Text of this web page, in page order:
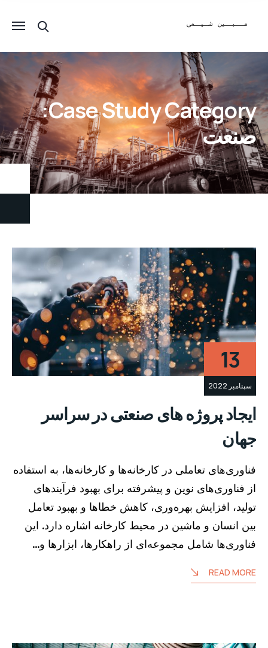
Case Study Category:
صنعت
13
سپتامبر 2022
ایجاد پروژه های صنعتی در سراسر
جهان
فناوری‌های تعاملی در کارخانه‌ها و کارخانه‌ها، به استفاده
از فناوری‌های نوین و پیشرفته برای بهبود فرآیندهای
تولید، افزایش بهره‌وری، کاهش خطاها و بهبود تعامل
بین انسان و ماشین در محیط کارخانه اشاره دارد. این
فناوری‌ها شامل مجموعه‌ای از راهکارها، ابزارها و…
READ MORE